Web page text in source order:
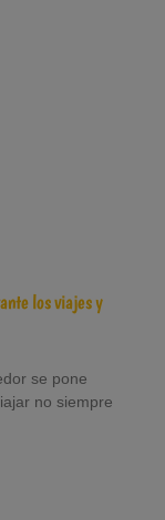
los viajes y
se pone
no siempre